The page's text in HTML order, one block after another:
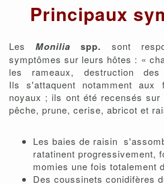
Principaux
Les Monilia spp. sont
symptômes sur leurs hôtes : «
les rameaux, destruction des
Ils s'attaquent notamment
noyaux ; ils ont été recensés sur
pêche, prune, cerise, abricot et
Les baies de raisin
ratatinent progressivement,
momies une fois totalement
Des coussinets conidifères